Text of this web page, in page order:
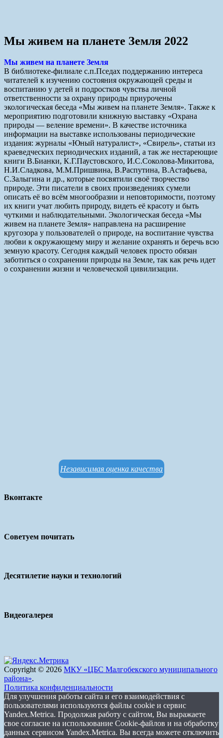
Мы живем на планете Земля 2022
Мы живем на планете Земля
В библиотеке-филиале с.п.Пседах поддержанию интереса
читателей к изучению состояния окружающей среды и
воспитанию у детей и подростков чувства личной
ответственности за охрану природы приурочены
экологическая беседа «Мы живем на планете Земля». Также к
мероприятию подготовили книжную выставку «Охрана
природы — веление времени». В качестве источника
информации на выставке использованы периодические
издания: журналы «Юный натуралист», «Свирель», статьи из
краеведческих периодических изданий, а так же нестареющие
книги В.Бианки, К.Г.Паустовского, И.С.Соколова-Микитова,
Н.И.Сладкова, М.М.Пришвина, В.Распутина, В.Астафьева,
С.Залыгина и др., которые посвятили своё творчество
природе. Эти писатели в своих произведениях сумели
описать её во всём многообразии и неповторимости, поэтому
их книги учат любить природу, видеть её красоту и быть
чуткими и наблюдательными. Экологическая беседа «Мы
живем на планете Земля» направлена на расширение
кругозора у пользователей о природе, на воспитание чувства
любви к окружающему миру и желание охранять и беречь всю
земную красоту. Сегодня каждый человек просто обязан
заботиться о сохранении природы на Земле, так как речь идет
о сохранении жизни и человеческой цивилизации.
Независимая оценка качества
Вконтакте
Советуем почитать
Десятилетие науки и технологий
Видеогалерея
Copyright © 2026 МКУ «ЦБС Малгобекского муниципального
района».
Политика конфиденциальности
Для улучшения работы сайта и его взаимодействия с
пользователями используются файлы cookie и сервис
Yandex.Metrica. Продолжая работу с сайтом, Вы выражаете
свое согласие на использование Cookie-файлов и на обработку
данных сервисом Yandex.Metrica. Вы всегда можете отключить